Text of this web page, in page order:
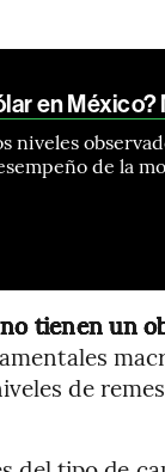
en
niveles
de la
no tienen un
de